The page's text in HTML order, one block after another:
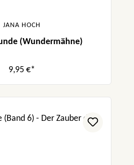
JANA HOCH
(Wundermähne)
9,95 €*